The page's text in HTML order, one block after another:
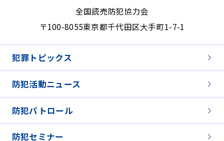
全国読売防犯協力会
〒100-8055東京都千代田区大手町1-7-1
犯罪トピックス
防犯活動ニュース
防犯パトロール
防犯セミナー